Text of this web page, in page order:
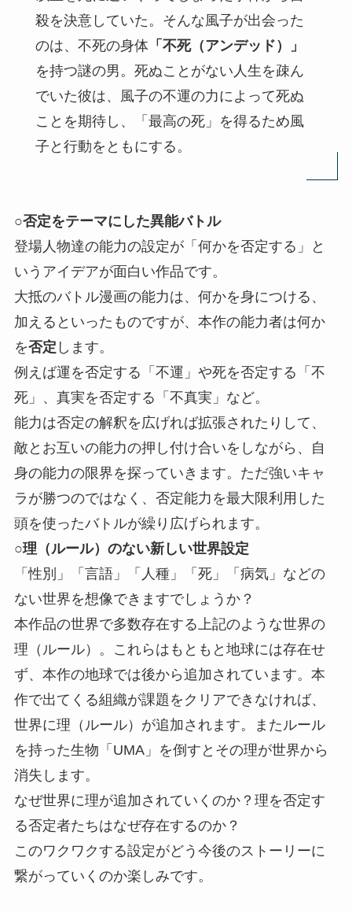
殺を決意していた。そんな風子が出会った
のは、不死の身体「不死（アンデッド）」
を持つ謎の男。死ぬことがない人生を疎ん
でいた彼は、風子の不運の力によって死ぬ
ことを期待し、「最高の死」を得るため風
子と行動をともにする。
○否定をテーマにした異能バトル
登場人物達の能力の設定が「何かを否定する」と
いうアイデアが面白い作品です。
大抵のバトル漫画の能力は、何かを身につける、
加えるといったものですが、本作の能力者は何か
を否定 します。
例えば運を否定する「不運」や死を否定する「不
死」、真実を否定する「不真実」など。
能力は否定の解釈を広げれば拡張されたりして、
敵とお互いの能力の押し付け合いをしながら、自
身の能力の限界を探っていきます。ただ強いキャ
ラが勝つのではなく、否定能力を最大限利用した
頭を使ったバトルが繰り広げられます。
○理（ルール）のない新しい世界設定
「性別」「言語」「人種」「死」「病気」などの
ない世界を想像できますでしょうか？
本作品の世界で多数存在する上記のような世界の
理（ルール）。これらはもともと地球には存在せ
ず、本作の地球では後から追加されています。本
作で出てくる組織が課題をクリアできなければ、
世界に理（ルール）が追加されます。またルール
を持った生物「UMA」を倒すとその理が世界から
消失します。
なぜ世界に理が追加されていくのか？理を否定す
る否定者たちはなぜ存在するのか？
このワクワクする設定がどう今後のストーリーに
繋がっていくのか楽しみです。